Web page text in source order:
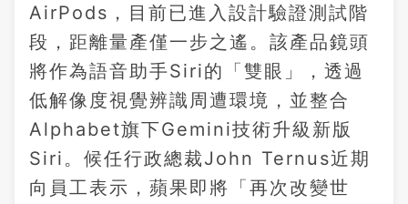
AirPods，目前已進入設計驗證測試階
段，距離量產僅一步之遙。該產品鏡頭
將作為語音助手Siri的「雙眼」，透過
低解像度視覺辨識周遭環境，並整合
Alphabet旗下Gemini技術升級新版
Siri。候任行政總裁John Ternus近期
向員工表示，蘋果即將「再次改變世